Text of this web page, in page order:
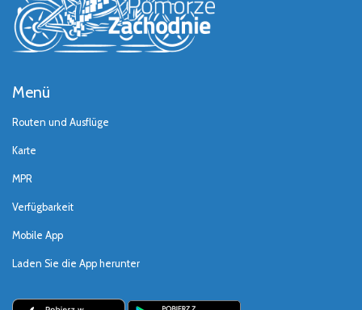
Menü
Routen und Ausflüge
Karte
MPR
Verfügbarkeit
Mobile App
Laden Sie die App herunter